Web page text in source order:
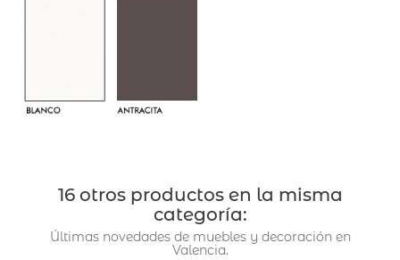
16 otros productos en la misma
categoría:
Últimas novedades de muebles y decoración en
Valencia.